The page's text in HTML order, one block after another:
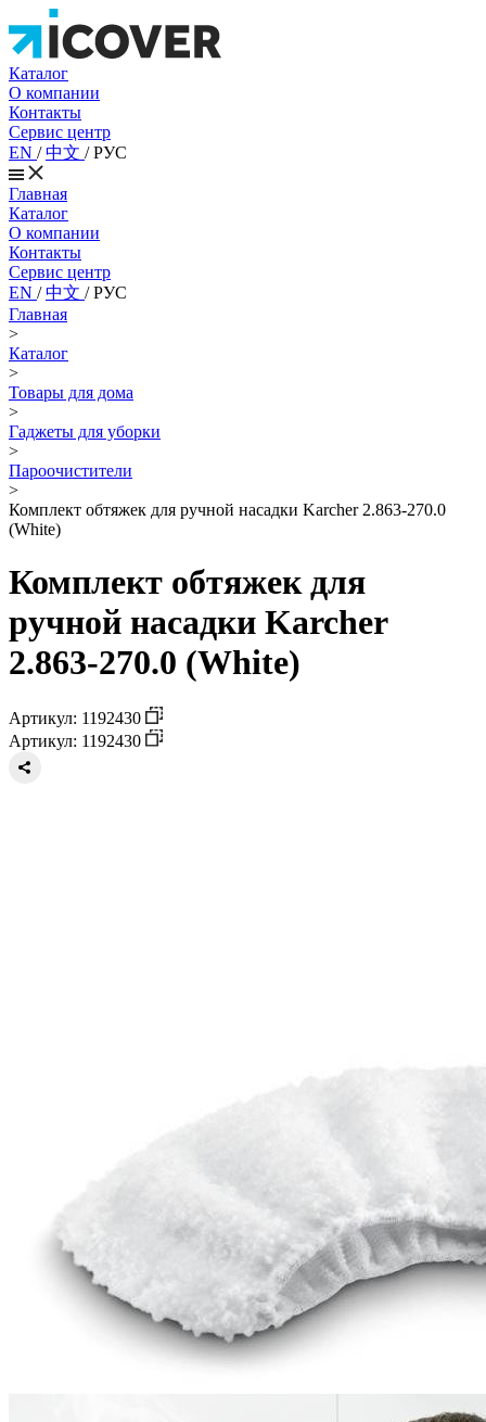
Каталог
О компании
Контакты
Сервис центр
EN /中文 /РУС
Главная
Каталог
О компании
Контакты
Сервис центр
EN /中文 /РУС
Главная
>
Каталог
>
Товары для дома
>
Гаджеты для уборки
>
Пароочистители
>
Комплект обтяжек для ручной насадки Karcher 2.863-270.0
(White)
Комплект обтяжек для
ручной насадки Karcher
2.863-270.0 (White)
Артикул: 1192430
Артикул: 1192430